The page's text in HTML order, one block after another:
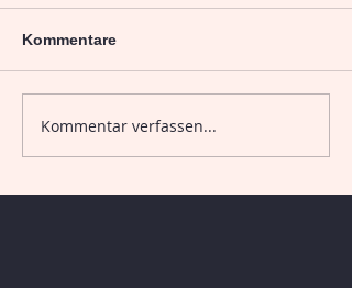
Kommentare
Kommentar verfassen...